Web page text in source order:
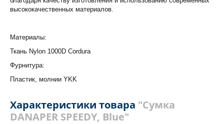
высококачественных материалов.
Материалы:
Ткань Nylon 1000D Cordura
Фурнитура:
Пластик, молнии YKK
Характеристики товара "Сумка
DANAPER SPEEDY, Blue"